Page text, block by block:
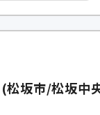
(松坂市/松坂